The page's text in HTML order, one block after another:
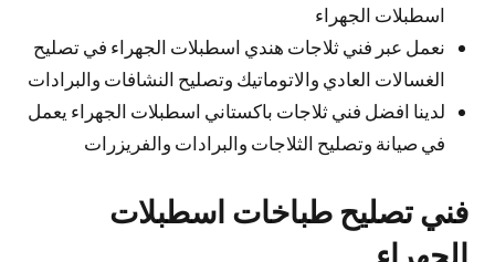
اسطبلات الجهراء
نعمل عبر فني ثلاجات هندي اسطبلات الجهراء في تصليح
الغسالات العادي والاتوماتيك وتصليح النشافات والبرادات
لدينا افضل فني ثلاجات باكستاني اسطبلات الجهراء يعمل
في صيانة وتصليح الثلاجات والبرادات والفريزرات
فني تصليح طباخات اسطبلات
الجهراء